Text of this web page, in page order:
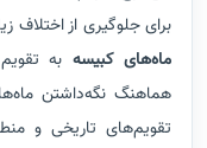
برای جلوگیری از
ماه‌های کبیسه به
هماهنگ نگه‌داشتن
تقویم‌های تاریخی و